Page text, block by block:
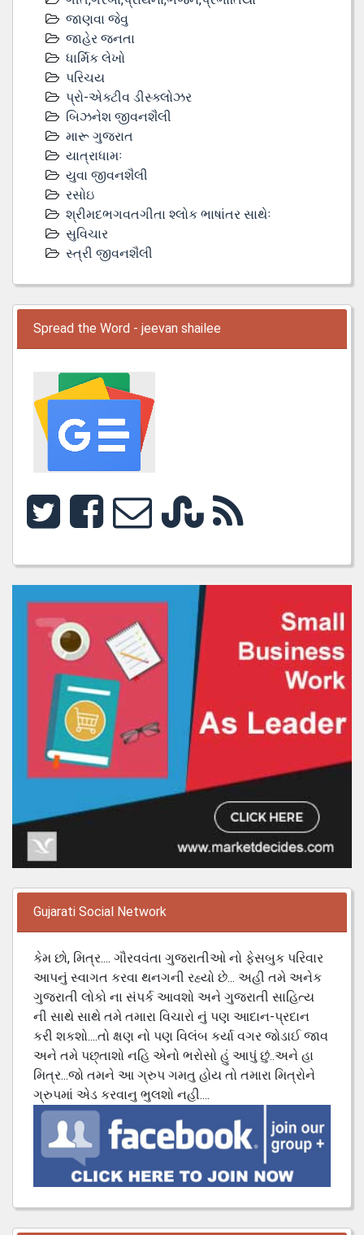
જાણવા જેવુ
જાહેર જનતા
ધાર્મિક લેખો
પરિચય
પ્રો-એક્ટીવ ડીસ્‍ક્લોઝર
બિઝનેશ જીવનશૈલી
મારૂ ગુજરાત
યાત્રાધામઃ
યુવા જીવનશૈલી
રસોઇ
શ્રીમદભગવતગીતા શ્લોક ભાષાંતર સાથેઃ
સુવિચાર
સ્ત્રી જીવનશૈલી
Spread the Word - jeevan shailee
Gujarati Social Network
કેમ છો, મિત્ર.... ગૌરવવંતા ગુજરાતીઓ નો ફેસબુક પરિવાર
આપનું સ્વાગત કરવા થનગની રહ્યો છે... અહી તમે અનેક
ગુજરાતી લોકો ના સંપર્ક આવશો અને ગુજરાતી સાહિત્ય
ની સાથે સાથે તમે તમારા વિચારો નું પણ આદાન-પ્રદાન
કરી શકશો....તો ક્ષણ નો પણ વિલંબ કર્યા વગર જોડાઈ જાવ
અને તમે પછ્તાશો નહિ એનો ભરોસો હું આપું છું..અને હા
મિત્ર...જો તમને આ ગ્રુપ ગમતુ હોય તો તમારા મિત્રોને
ગ્રુપમાં એડ કરવાનુ ભુલશો નહી....